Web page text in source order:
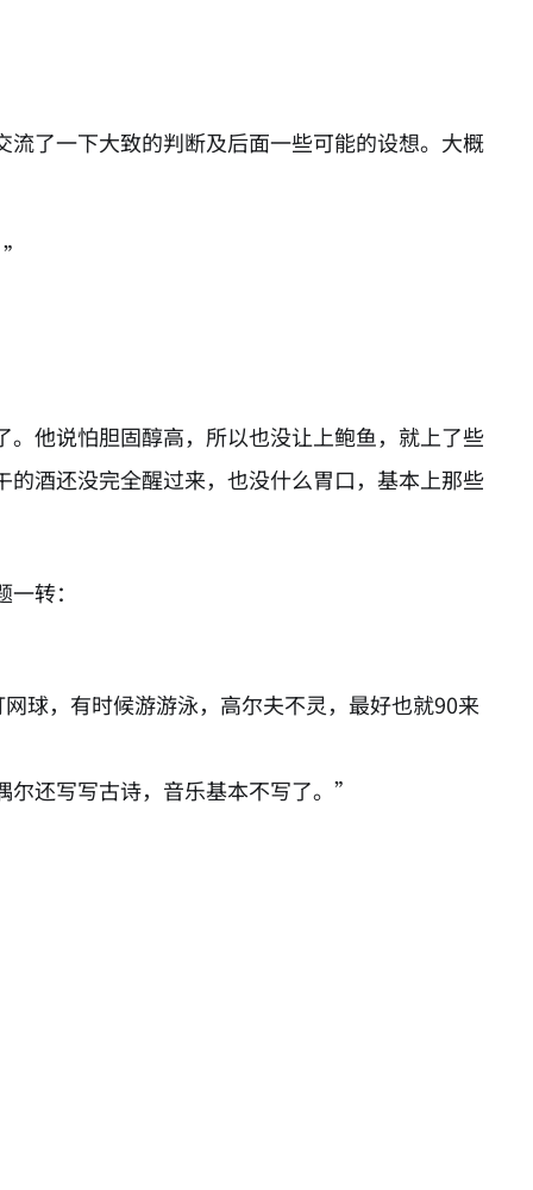
了一下大致的判断及后面一些可能的设想。大概
他说怕胆固醇高，所以也没让上鲍鱼，就上了些
酒还没完全醒过来，也没什么胃口，基本上那些
转：
球，有时候游游泳，高尔夫不灵，最好也就90来
还写写古诗，音乐基本不写了。”